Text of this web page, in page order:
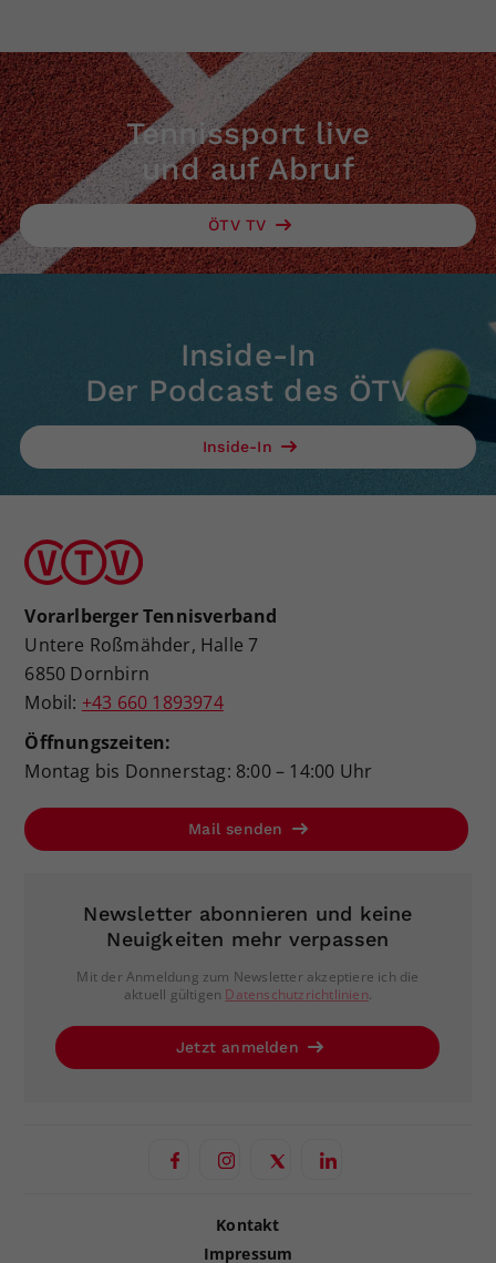
Tennissport live
und auf Abruf
ÖTV TV
Inside-In
Der Podcast des ÖTV
Inside-In
Vorarlberger Tennisverband
Untere Roßmähder, Halle 7
6850 Dornbirn
Mobil: +43 660 1893974
Öffnungszeiten:
Montag bis Donnerstag: 8:00 – 14:00 Uhr
Mail senden
Newsletter abonnieren und keine
Neuigkeiten mehr verpassen
Mit der Anmeldung zum Newsletter akzeptiere ich die
aktuell gültigen Datenschutzrichtlinien.
Jetzt anmelden
Kontakt
Impressum